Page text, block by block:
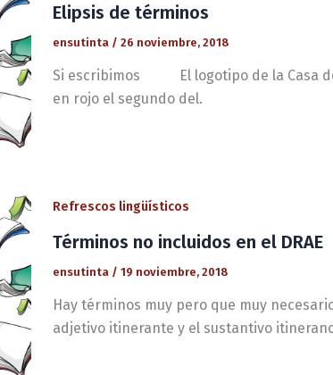
Elipsis de términos
ensutinta / 26 noviembre, 2018
Si escribimos El logotipo de la Casa de
en rojo el segundo del.
Refrescos lingüísticos
Términos no incluidos en el DRAE
ensutinta / 19 noviembre, 2018
Hay términos muy pero que muy
adjetivo itinerante y el sustantivo